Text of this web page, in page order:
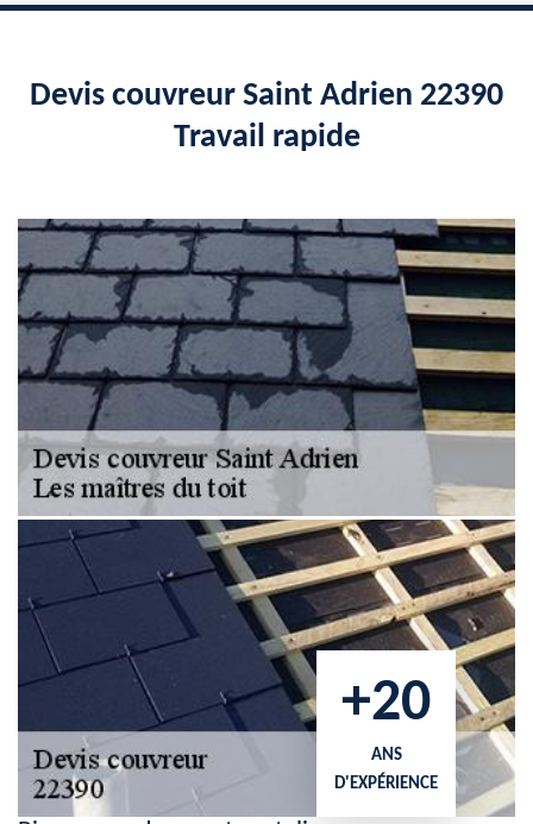
Devis couvreur Saint Adrien 22390
Travail rapide
+20
ANS
D'EXPÉRIENCE